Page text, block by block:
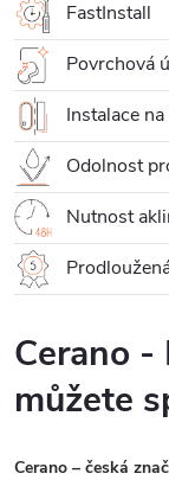
FastInstall
Povrchová
Instalace
Odolnost
Nutnost
Cerano -
můžete
Cerano – česká